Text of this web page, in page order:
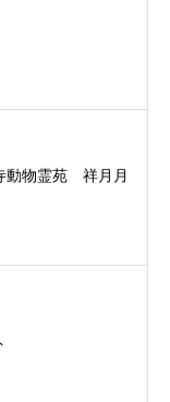
動物霊苑 祥月月